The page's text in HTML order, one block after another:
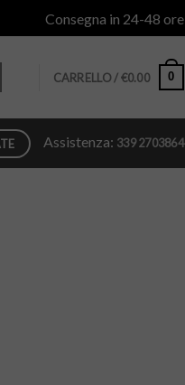
Consegna in 24-48 ore
CARRELLO /€0.00 0
Assistenza: 339 2703864